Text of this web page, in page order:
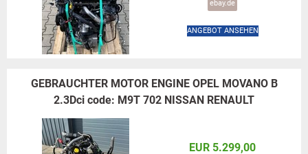
ebay.de
ANGEBOT ANSEHEN
GEBRAUCHTER MOTOR ENGINE OPEL MOVANO B
2.3Dci code: M9T 702 NISSAN RENAULT
EUR 5.299,00